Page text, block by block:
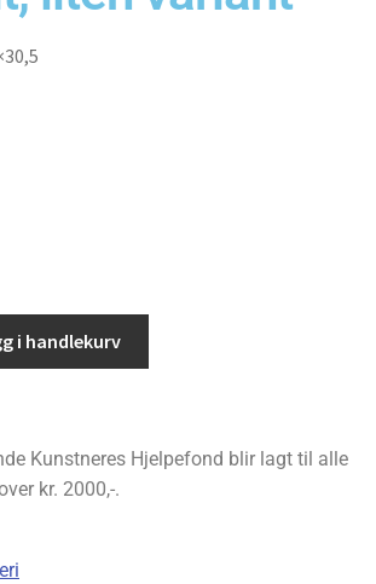
i handlekurv
Kunstneres Hjelpefond blir lagt til alle
kr. 2000,-.